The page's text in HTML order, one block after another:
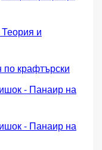
и
крафтърски
- Панаир на
- Панаир на